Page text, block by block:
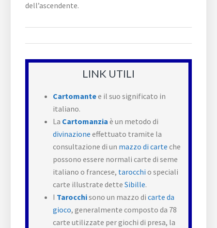
dell’ascendente.
LINK UTILI
Cartomantee il suo significato in
italiano.
La Cartomanzia è un metodo di
divinazione effettuato tramite la
consultazione di un mazzo di carte che
possono essere normali carte di seme
italiano o francese, tarocchi o speciali
carte illustrate detteSibille.
I Tarocchisono un mazzo dicarte da
gioco, generalmente composto da 78
carte utilizzate per giochi di presa, la